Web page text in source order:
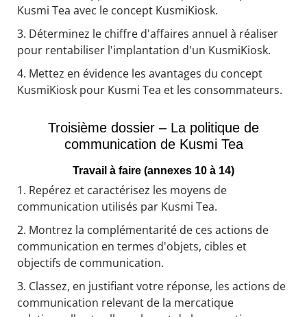
Kusmi Tea avec le concept KusmiKiosk.
3. Déterminez le chiffre d'affaires annuel à réaliser
pour rentabiliser l'implantation d'un KusmiKiosk.
4. Mettez en évidence les avantages du concept
KusmiKiosk pour Kusmi Tea et les consommateurs.
Troisième dossier – La politique de
communication de Kusmi Tea
Travail à faire (annexes 10 à 14)
1. Repérez et caractérisez les moyens de
communication utilisés par Kusmi Tea.
2. Montrez la complémentarité de ces actions de
communication en termes d'objets, cibles et
objectifs de communication.
3. Classez, en justifiant votre réponse, les actions de
communication relevant de la mercatique